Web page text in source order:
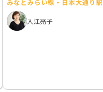
みなとみらい線・日本大通り駅
入江亮子